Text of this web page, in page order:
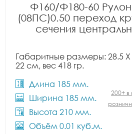
Ф160/Ф180-60
(08ПС)0.50 переход
сечения
Габаритные размеры: 28.5 X
22 см, вес 418 гр.
Длина 185 мм.
Ширина 185 мм.
Высота 210 мм.
Объём 0.01 куб.м.
200+ в